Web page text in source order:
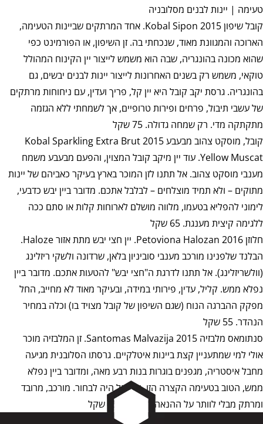
טעימה | יינות לבנים מסלובניה
קובל שיפון 2015 Kobal Sipon. אחד המרתקים שביינות הטעימה,
הארוכה והמגוונת מאוד, שנכחתי בה. זן השיפון, או הפורמינט כפי
שהוא מכונה בהונגריה, שבה הוא משמש לייצור יין הקינוח המהולל
טוקאי, משמש רק בשנים האחרונות לייצור יינות לבנים יבשים, גם
בהונגריה. גרסת יקב קובל היא יין קל, פריך ועדין, עם ניחוחות מרתקים
של עשבי תיבול, פרחים ופירות טרופיים, אך לשמחתי ללא הגזמה
מתקתקה מדי. רק שמחה גדולה. 75 שקל
קובל, מוסקט צהוב מבעבע 2015 Kobal Sparkling Extra Brut
Yellow Muscat. עוד יין מיקב קובל המצוין, והפעם מבעבע משמח
מענבי מוסקט צהוב. אל תתנו לזן המוכר בארץ בעיקר כאביהם של יינות
מתוקים – ולא תמיד מוצלחים – לבלבל אתכם. מדובר ביין יבש כדבעי,
לימוני להפליא בטעמו, מלווה מושלם לארוחות קלות או סתם ככה
ללגימה קיצית מענגת. 65 שקל
חלוזן 2016 Petoviona Halozan. יין חצי יבש מתת אזור Haloze.
הבלנד שלפנינו מורכב מענבי סוביניון בלאן, שרדונה ולשקי ריזלינג
(וולשריזלינג). אל תתנו לדרגת ה"חצי יבש" להטעות אתכם. מדובר ביין
נפלא ממש. קליל, עדין, פירותי במידה, ובעיקר מאוד לא מחייב, החל
מפקק ההברגה הנוח (שגם השיפון של קובל מצויד בו) וכלה במחיר
הנהדר. 55 שקל
סנתומאס מלבזיה 2015 Santomas Malvazija. זן המלבזיה מוכר
אולי למי שמתעניין קצת ביינות איטלקיים. גרסתו הסלובנית מגיעה
מחבל איסטריה, מגפנים בוגרות בנות רבע מאה, ומדובר ביין נפלא
ממש, הטוב בטעימה הקצרה הזו, ולא קל היה לבחור. מורכב, מרובד
ומרתק מבלי לוותר על ההנאה המיידית. 85 שקל
SARO